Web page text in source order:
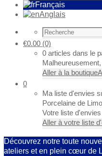
Français
Anglais
€0.00 (0)
0 articles dans le
Aller à la boutique
0
Ma liste d'envies
Porcelaine de
Votre liste
Aller à votre liste
Découvrez notre toute
ateliers et en plein cœur de